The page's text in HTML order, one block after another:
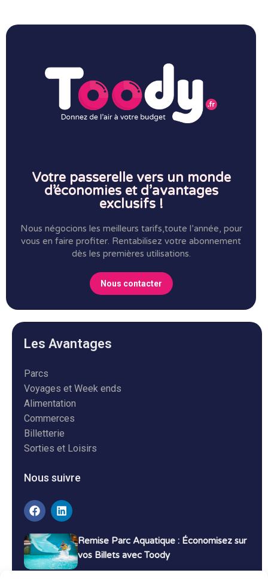
Votre passerelle vers un monde
d’économies et d’avantages
exclusifs !
Nous négocions les meilleurs tarifs,toute l’année, pour
vous en faire profiter. Rentabilisez votre abonnement
dès les premières utilisations.
Nous contacter
Les Avantages
Parcs
Voyages et Week ends
Alimentation
Commerces
Billetterie
Sorties et Loisirs
Nous suivre
Remise Parc Aquatique : Économisez sur
vos Billets avec Toody